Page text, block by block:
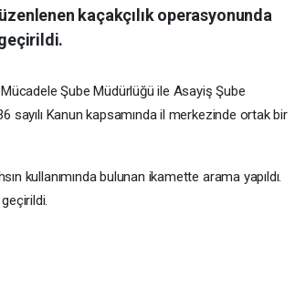
kaçakçılık operasyonunda
Şube Müdürlüğü ile Asayiş Şube
sayılı Kanun kapsamında il merkezinde ortak bir
kullanımında bulunan ikamette arama yapıldı.